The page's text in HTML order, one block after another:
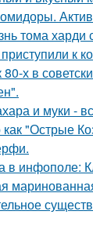
тома харди
к
80-х в
и муки -
как "Острые
в инфополе: